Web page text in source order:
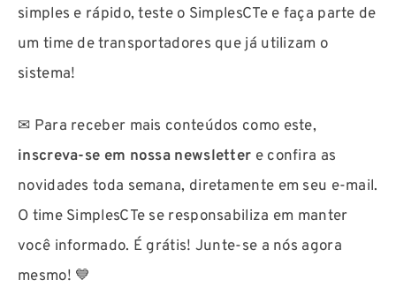
simples e rápido,teste o SimplesCTee faça parte de
um time de transportadores que já utilizam o
sistema!
✉ Para receber mais conteúdos como este,
inscreva-se em nossa newsletter e confira as
novidades toda semana, diretamente em seu e-mail.
O time SimplesCTe se responsabiliza em manter
você informado. É grátis! Junte-se a nós agora
mesmo! 💙